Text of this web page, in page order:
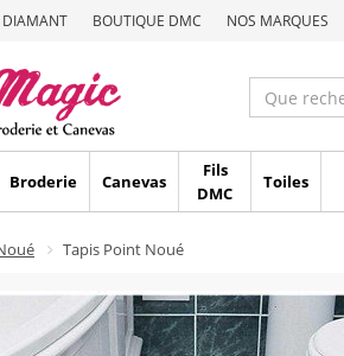
DIAMANT BOUTIQUE DMC NOS MARQUES
Broderie Canevas
Fils
DMC
Toiles
Tapis Point Noué